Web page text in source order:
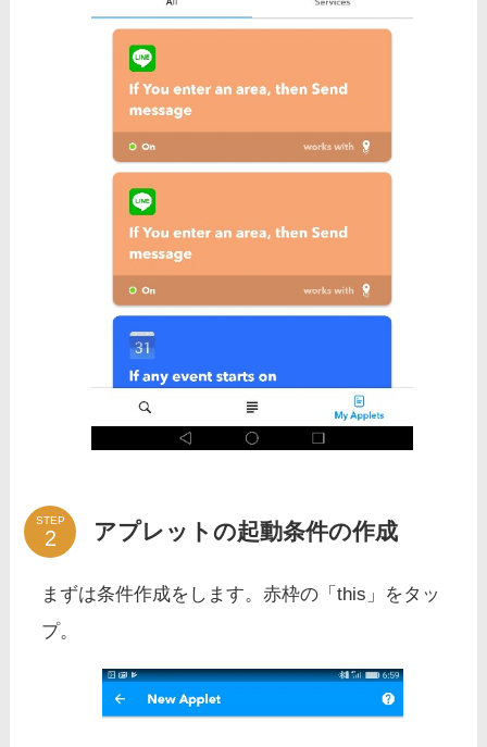
STEP アプレットの起動条件の作成
まずは条件作成をします。赤枠の「this」をタッ
プ。